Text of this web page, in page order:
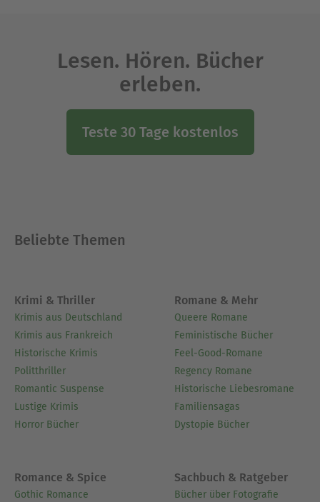
Lesen. Hören. Bücher
erleben.
Teste 30 Tage kostenlos
Beliebte Themen
Krimi & Thriller
Krimis aus Deutschland
Krimis aus Frankreich
Historische Krimis
Politthriller
Romantic Suspense
Lustige Krimis
Horror Bücher
Romane & Mehr
Queere Romane
Feministische Bücher
Feel-Good-Romane
Regency Romane
Historische Liebesromane
Familiensagas
Dystopie Bücher
Romance & Spice
Gothic Romance
Sachbuch & Ratgeber
Bücher über Fotografie